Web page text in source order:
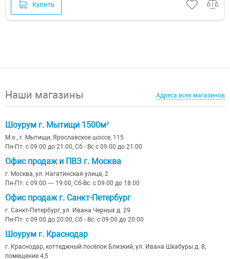
Купить
Наши магазины Адреса всех магазинов
Шоурум г. Мытищи 1500м²
М.о., г. Мытищи, Ярославское шоссе, 115
Пн-Пт: с 09:00 до 21:00, Сб - Вс с 09:00 до 21:00
Офис продаж и ПВЗ г. Москва
г. Москва, ул. Нагатинская улица, 2
Пн-Пт: с 09:00 — 19:00, Сб-Вс: с 09:00 до 18:00
Офис продаж г. Санкт-Петербург
г. Санкт-Петербург, ул. Ивана Черных д. 29
Пн-Пт: с 09:00 до 20:00, Сб - Вс: с 09:00 до 20:00
Шоурум г. Краснодар
г. Краснодар, коттеджный посёлок Близкий, ул. Ивана Шкабуры д. 8,
помещение 4,5